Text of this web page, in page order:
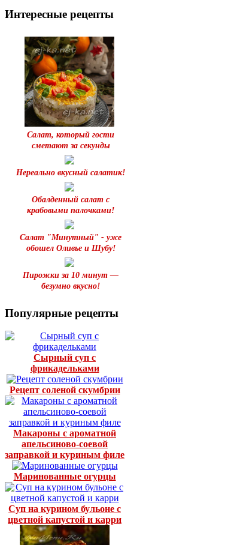
Интересные рецепты
Салат, который гости
сметают за секунды
Нереально вкусный салатик!
Обалденный салат с
крабовыми палочками!
Салат "Минутный" - уже
обошел Оливье и Шубу!
Пирожки за 10 минут —
безумно вкусно!
Популярные рецепты
Сырный суп с
фрикадельками
Рецепт соленой скумбрии
Макароны с ароматной
апельсиново-соевой
заправкой и куриным филе
Маринованные огурцы
Суп на курином бульоне с
цветной капустой и карри